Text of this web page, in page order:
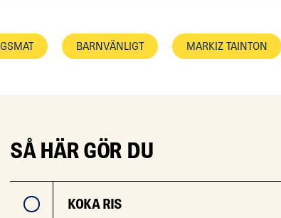
BARNVÄNLIGT MARKIZ TAINTON
SÅ HÄR GÖR DU
KOKA RIS